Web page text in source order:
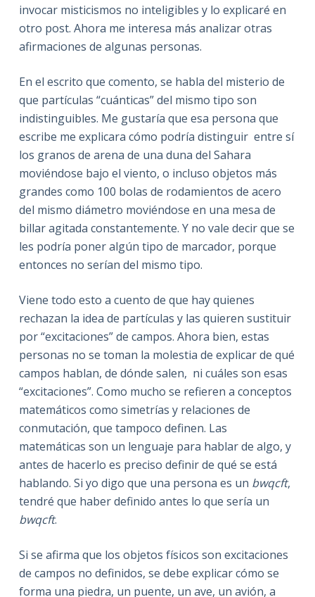
invocar misticismos no inteligibles y lo explicaré en
otro post. Ahora me interesa más analizar otras
afirmaciones de algunas personas.
En el escrito que comento, se habla del misterio de
que partículas “cuánticas” del mismo tipo son
indistinguibles. Me gustaría que esa persona que
escribe me explicara cómo podría distinguir entre sí
los granos de arena de una duna del Sahara
moviéndose bajo el viento, o incluso objetos más
grandes como 100 bolas de rodamientos de acero
del mismo diámetro moviéndose en una mesa de
billar agitada constantemente. Y no vale decir que se
les podría poner algún tipo de marcador, porque
entonces no serían del mismo tipo.
Viene todo esto a cuento de que hay quienes
rechazan la idea de partículas y las quieren sustituir
por “excitaciones” de campos. Ahora bien, estas
personas no se toman la molestia de explicar de qué
campos hablan, de dónde salen, ni cuáles son esas
“excitaciones”. Como mucho se refieren a conceptos
matemáticos como simetrías y relaciones de
conmutación, que tampoco definen. Las
matemáticas son un lenguaje para hablar de algo, y
antes de hacerlo es preciso definir de qué se está
hablando. Si yo digo que una persona es un bwqcft,
tendré que haber definido antes lo que sería un
bwqcft.
Si se afirma que los objetos físicos son excitaciones
de campos no definidos, se debe explicar cómo se
forma una piedra, un puente, un ave, un avión, a